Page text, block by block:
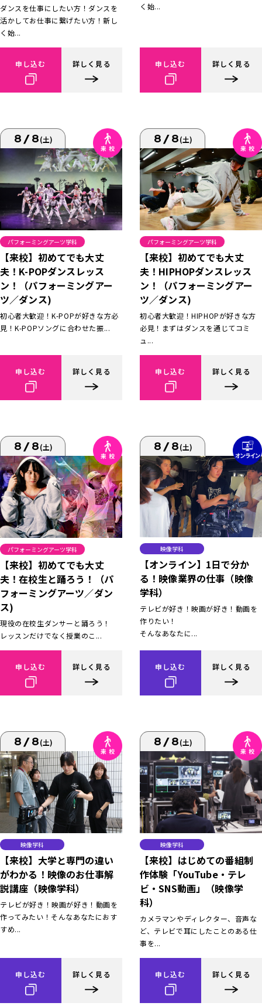
ダンスを仕事にしたい方！ダンスを
活かしてお仕事に繋げたい方！新し
く始...
申し込む 詳しく見る
く始...
申し込む 詳しく見る
8/8(土)
パフォーミングアーツ学科
【来校】初めてでも大丈
夫！K-POPダンスレッス
ン！（パフォーミングアー
ツ／ダンス)
初心者大歓迎！K-POPが好きな方必
見！K-POPソングに合わせた振...
申し込む 詳しく見る
8/8(土)
パフォーミングアーツ学科
【来校】初めてでも大丈
夫！HIPHOPダンスレッス
ン！（パフォーミングアー
ツ／ダンス)
初心者大歓迎！HIPHOPが好きな方
必見！まずはダンスを通じてコミ
ュ...
申し込む 詳しく見る
8/8(土)
パフォーミングアーツ学科
【来校】初めてでも大丈
夫！在校生と踊ろう！（パ
フォーミングアーツ／ダン
ス)
現役の在校生ダンサーと踊ろう！
レッスンだけでなく授業のこ...
申し込む 詳しく見る
8/8(土)
映像学科
【オンライン】1日で分か
る！映像業界の仕事（映像
学科）
テレビが好き！映画が好き！動画を
作りたい！
そんなあなたに...
申し込む 詳しく見る
8/8(土)
映像学科
【来校】大学と専門の違い
がわかる！映像のお仕事解
説講座（映像学科）
テレビが好き！映画が好き！動画を
作ってみたい！そんなあなたにおす
すめ...
申し込む 詳しく見る
8/8(土)
映像学科
【来校】はじめての番組制
作体験「YouTube・テレ
ビ・SNS動画」（映像学
科）
カメラマンやディレクター、音声な
ど、テレビで耳にしたことのある仕
事を...
申し込む 詳しく見る